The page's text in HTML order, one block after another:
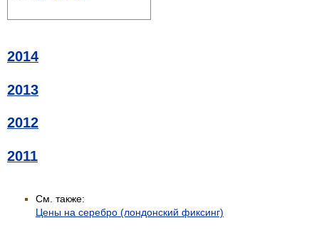
2014
2013
2012
2011
См. также:
Цены на серебро (лондонский фиксинг)